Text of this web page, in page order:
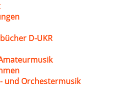
D-UKR
und Orchestermusik